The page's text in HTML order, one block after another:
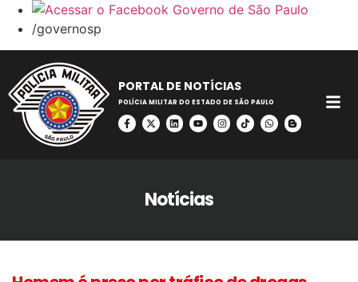
/governosp
PORTAL DE NOTÍCIAS
POLÍCIA MILITAR DO ESTADO DE SÃO PAULO
Notícias